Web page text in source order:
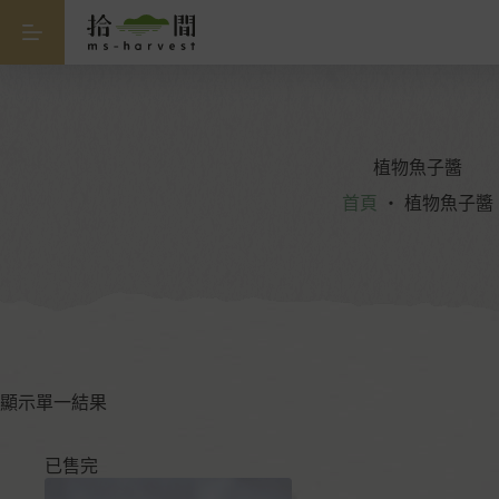
植物魚子醬
首頁
・ 植物魚子醬
顯示單一結果
已售完